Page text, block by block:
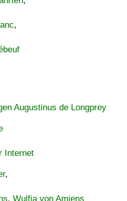
,
Augustinus de Longprey
Internet
,
, Wulfia von Amiens